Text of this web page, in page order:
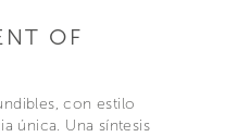
OF
con estilo
única. Una síntesis